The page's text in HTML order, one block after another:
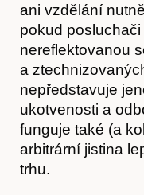
ani vzdělání
pokud
nereflektovanou
a
nepředstavuje
ukotvenosti a
funguje také (a
arbitrární jistina
trhu.